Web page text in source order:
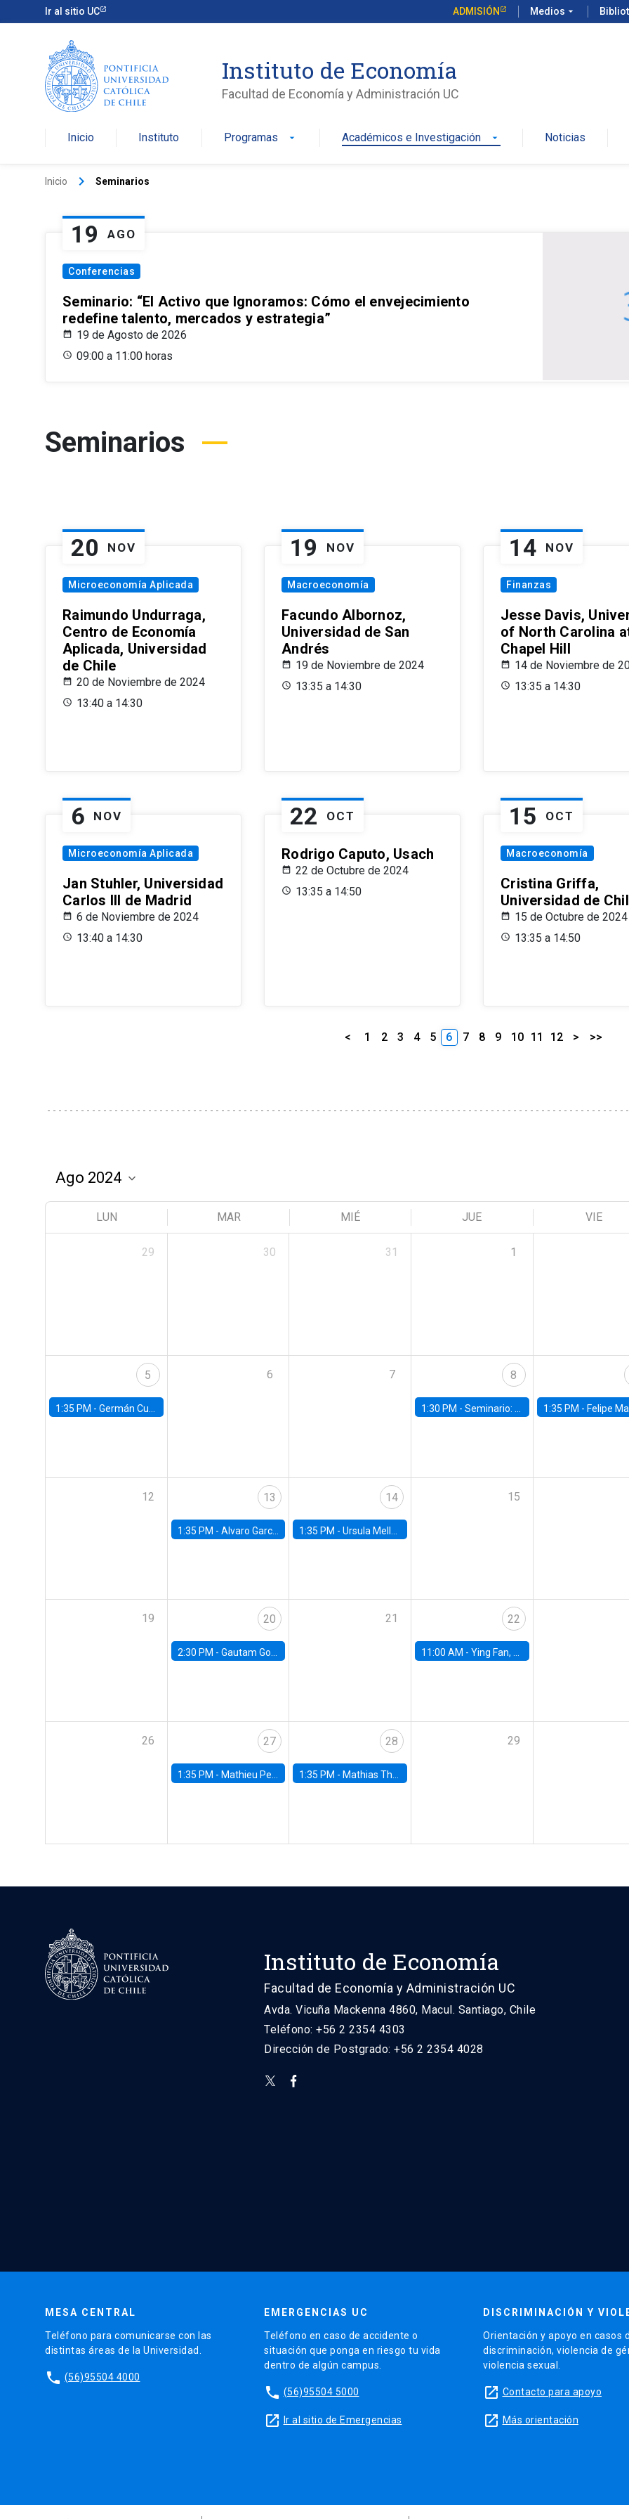
Ir al sitio UC ADMISIÓN Medios arrow_drop_down
Instituto de Economía
Facultad de Economía y Administración UC
Inicio Instituto Programas arrow_drop_down Académicos e Investigación arrow_drop_down Noticias
Inicio keyboard_arrow_right Seminarios
19 AGO
Conferencias
Seminario: “El Activo que Ignoramos: Cómo el envejecimiento
redefine talento, mercados y estrategia”
19 de Agosto de 2026
09:00 a 11:00 horas
Seminarios
20 NOV
Microeconomía Aplicada
Raimundo Undurraga,
Centro de Economía
Aplicada, Universidad
de Chile
20 de Noviembre de 2024
13:40 a 14:30
19 NOV
Macroeconomía
Facundo Albornoz,
Universidad de San
Andrés
19 de Noviembre de 2024
13:35 a 14:30
14 NOV
Finanzas
Jesse Davis,
of North Carolina
Chapel Hill
14 de Noviembre de
13:35 a 14:30
6 NOV
Microeconomía Aplicada
Jan Stuhler, Universidad
Carlos III de Madrid
6 de Noviembre de 2024
13:40 a 14:30
22 OCT
Rodrigo Caputo, Usach
22 de Octubre de 2024
13:35 a 14:50
15 OCT
Macroeconomía
Cristina Griffa,
Universidad de
15 de Octubre de 2024
13:35 a 14:50
< 1 2 3 4 5 6 7 8 9 10 11 12 > >>
LUN MAR MIÉ JUE VIE
29 30 31 1
5
1:35 PM - Germán Cubas, University of Houston
6 7 8
1:30 PM -Seminario: “Recuperando la humanidad para progresar en la era de la IA» 1:35 PM - Felipe Martínez, alumno Doctorado en
12 13
1:35 PM - Alvaro Garcia-Marin, Universidad de Los Andes
14
1:35 PM -Ursula Mello, Insper - Institute of Education and Research
15
19 20
2:30 PM - Gautam Gowrisankaran, Columbia University
21 22
11:00 AM -Ying Fan, University of Michigan
26 27
1:35 PM - Mathieu Pedemonte, IDB
28
1:35 PM - Mathias Thoenig, University of Lausanne
29
Instituto de Economía
Facultad de Economía y Administración UC
Avda. Vicuña Mackenna 4860, Macul. Santiago, Chile
Teléfono: +56 2 2354 4303
Dirección de Postgrado: +56 2 2354 4028
MESA CENTRAL
Teléfono para comunicarse con las
distintas áreas de la Universidad.
phone (56)95504 4000
EMERGENCIAS UC
Teléfono en caso de accidente o
situación que ponga en riesgo tu vida
dentro de algún campus.
phone (56)95504 5000
launch Ir al sitio de Emergencias
DISCRIMINACIÓN Y
Orientación y apoyo en casos
discriminación, violencia de
violencia sexual.
launch Contacto para apoyo
launch Más orientación